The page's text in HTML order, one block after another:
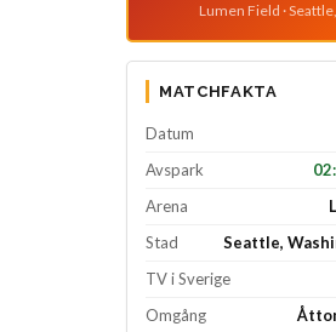
Lumen Field ·
MATCHFAKTA
Datum
Avspark
Arena
Stad
Seattle,
TV i Sverige
Omgång